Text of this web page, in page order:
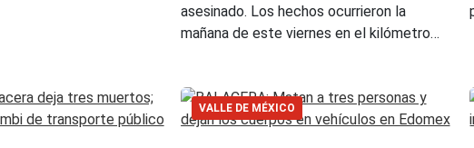
asesinado. Los hechos ocurrieron la
mañana de este viernes en el kilómetro…
VALLE DE MÉXICO